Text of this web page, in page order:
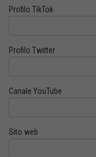
Profilo TikTok
Profilo Twitter
Canale YouTube
Sito web